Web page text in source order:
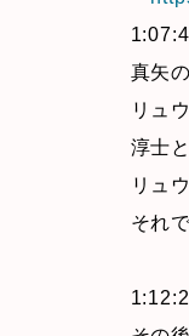
真矢
リュ
淳士
リュ
それ